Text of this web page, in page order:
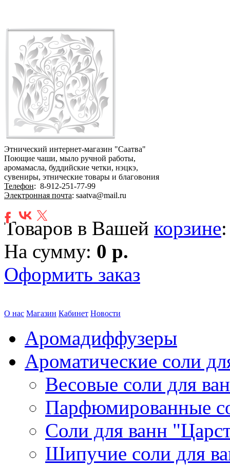
Этнический интернет-магазин "Саатва"
Поющие чаши, мыло ручной работы,
аромамасла, буддийские четки, нэцкэ,
сувениры, этнические товары и благовония
Телефон: 8-912-251-77-99
Электронная почта: saatva@mail.ru
Товаров в Вашей корзине
На сумму: 0 р.
Оформить заказ
О нас Магазин Кабинет Новости
Аромадиффузеры
Ароматические соли
Весовые соли для
Парфюмированные
Соли для ванн
Шипучие соли для